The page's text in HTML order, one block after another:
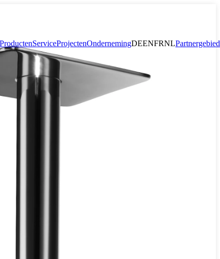
ProductenServiceProjectenOndernemingDEENFRNLPartnergebied